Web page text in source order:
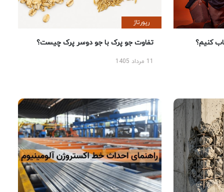
کنیم؟
رپورتاژ
تفاوت جو پرک با جو دوسر پرک چیست؟